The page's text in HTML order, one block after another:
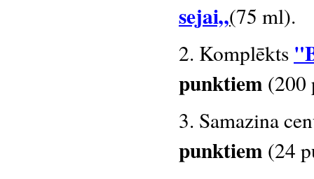
sejai„(75 ml).
2. Komplēkts
punktiem
3. Samazina
punktiem (24